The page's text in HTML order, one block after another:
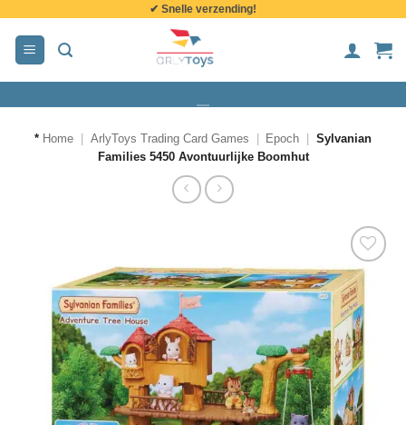
inhoud
✔ Snelle verzending!
* Home ArlyToys Trading Card Games Epoch
Sylvanian
Families 5450 Avontuurlijke Boomhut